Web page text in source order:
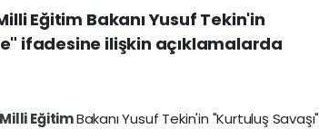
Eğitim Bakanı Yusuf Tekin'in
ifadesine ilişkin açıklamalarda
Milli EğitimBakanı Yusuf Tekin'in "Kurtuluş Savaşı"